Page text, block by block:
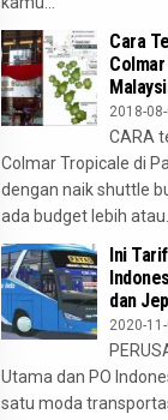
Cara
2018-
CARA
Colmar Tropicale di
dengan naik shuttle
ada budget lebih atau...
Ini
dan
2020-
Utama dan PO
satu moda